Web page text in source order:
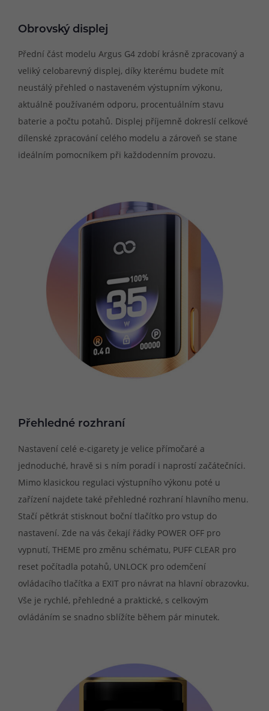
Obrovský displej
Přední část modelu Argus G4 zdobí krásně zpracovaný a
veliký celobarevný displej, díky kterému budete mít
neustálý přehled o nastaveném výstupním výkonu,
aktuálně používaném odporu, procentuálním stavu
baterie a počtu potahů. Displej příjemně dokreslí celkové
dílenské zpracování celého modelu a zároveň se stane
ideálním pomocníkem při každodenním provozu.
Přehledné rozhraní
Nastavení celé e-cigarety je velice přímočaré a
jednoduché, hravě si s ním poradí i naprostí začátečníci.
Mimo klasickou regulaci výstupního výkonu poté u
zařízení najdete také přehledné rozhraní hlavního menu.
Stačí pětkrát stisknout boční tlačítko pro vstup do
nastavení. Zde na vás čekají řádky POWER OFF pro
vypnutí, THEME pro změnu schématu, PUFF CLEAR pro
reset počítadla potahů, UNLOCK pro odemčení
ovládacího tlačítka a EXIT pro návrat na hlavní obrazovku.
Vše je rychlé, přehledné a praktické, s celkovým
ovládáním se snadno sblížíte během pár minutek.